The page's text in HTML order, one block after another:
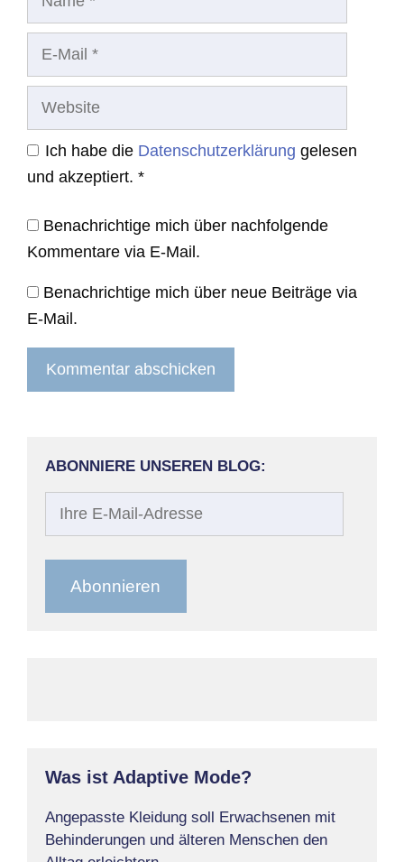
Website
Ich habe die Datenschutzerklärung gelesen
und akzeptiert. *
Benachrichtige mich über nachfolgende
Kommentare via E-Mail.
Benachrichtige mich über neue Beiträge via
E-Mail.
ABONNIERE UNSEREN BLOG:
Abonnieren
Was ist Adaptive Mode?
Angepasste Kleidung soll Erwachsenen mit
Behinderungen und älteren Menschen den